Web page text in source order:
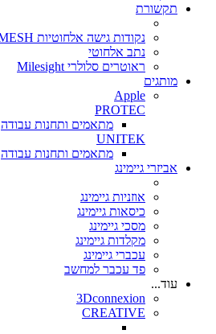
תקשורת
נקודות גישה אלחוטיות MESH
נתב אלחוטי
ראוטרים סלולרי Milesight
מותגים
Apple
PROTEC
מתאמים ותחנות עבודה
UNITEK
מתאמים ותחנות עבודה
אביזרי גיימינג
אוזניות גיימינג
כיסאות גיימינג
מסכי גיימינג
מקלדות גיימינג
עכברי גיימינג
פד עכבר למחשב
עוד...
3Dconnexion
CREATIVE